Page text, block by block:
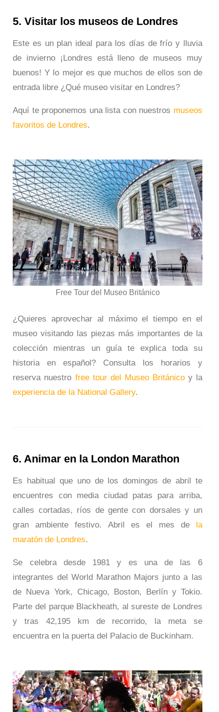
5. Visitar los museos de Londres
Este es un plan ideal para los días de frío y lluvia
de invierno ¡Londres está lleno de museos muy
buenos! Y lo mejor es que muchos de ellos son de
entrada libre ¿Qué museo visitar en Londres?
Aquí te proponemos una lista con nuestros museos
favoritos de Londres.
Free Tour del Museo Británico
¿Quieres aprovechar al máximo el tiempo en el
museo visitando las piezas más importantes de la
colección mientras un guía te explica toda su
historia en español? Consulta los horarios y
reserva nuestro free tour del Museo Británicoy la
experiencia de la National Gallery.
6. Animar en la London Marathon
Es habitual que uno de los domingos de abril te
encuentres con media ciudad patas para arriba,
calles cortadas, ríos de gente con dorsales y un
gran ambiente festivo. Abril es el mes de la
maratón de Londres.
Se celebra desde 1981 y es una de las 6
integrantes del World Marathon Majors junto a las
de Nueva York, Chicago, Boston, Berlín y Tokio.
Parte del parque Blackheath, al sureste de Londres
y tras 42,195 km de recorrido, la meta se
encuentra en la puerta del Palacio de Buckinham.